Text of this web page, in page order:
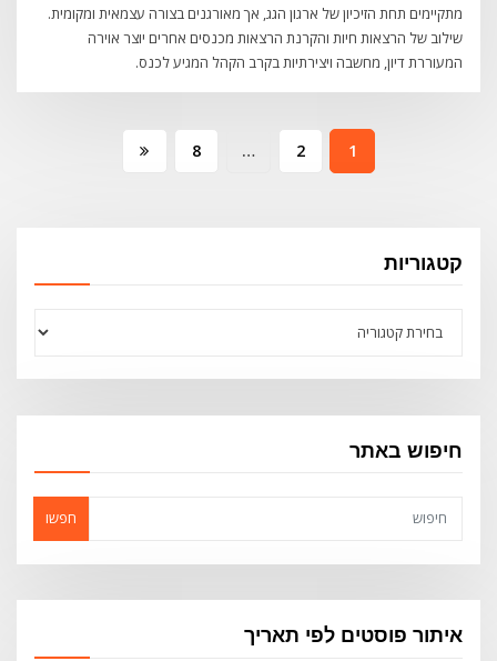
מתקיימים תחת הזיכיון של ארגון הגג, אך מאורגנים בצורה עצמאית ומקומית.
שילוב של הרצאות חיות והקרנת הרצאות מכנסים אחרים יוצר אוירה
המעוררת דיון, מחשבה ויצירתיות בקרב הקהל המגיע לכנס.
pagination
1
2
…
8
קטגוריות
חיפוש באתר
חפשו
איתור פוסטים לפי תאריך